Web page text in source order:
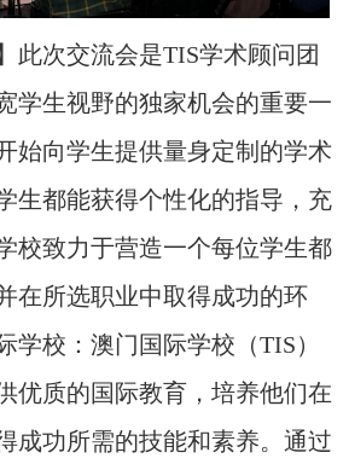
次交流会是TIS学术顾问团
学生视野的独家机会的重要一
始向学生提供量身定制的学术
生都能获得个性化的指导，充
校致力于营造一个每位学生都
在所选职业中取得成功的环
学校：澳门国际学校（TIS）
优质的国际教育，培养他们在
成功所需的技能和素养。通过